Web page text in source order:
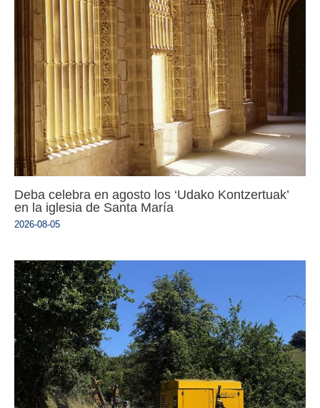
Deba celebra en agosto los ‘Udako Kontzertuak’
en la iglesia de Santa María
2026-08-05